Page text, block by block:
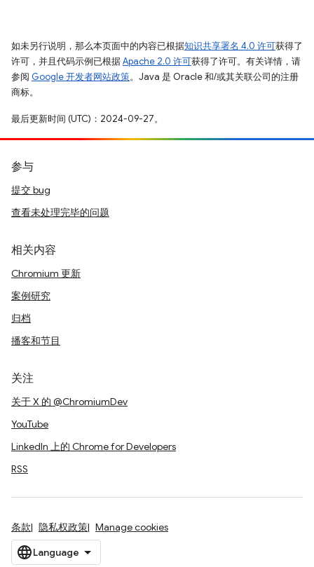
如未另行说明，那么本页面中的内容已根据知识共享署名 4.0 许可获得了
许可，并且代码示例已根据Apache 2.0 许可获得了许可。有关详情，请
参阅 Google 开发者网站政策。Java 是 Oracle 和/或其关联公司的注册
商标。
最后更新时间 (UTC)：2024-09-27。
参与
提交 bug
查看未处理完毕的问题
相关内容
Chromium 更新
案例研究
归档
播客和节目
关注
关于 X 的 @ChromiumDev
YouTube
LinkedIn 上的 Chrome for Developers
RSS
条款 隐私权政策 Manage cookies